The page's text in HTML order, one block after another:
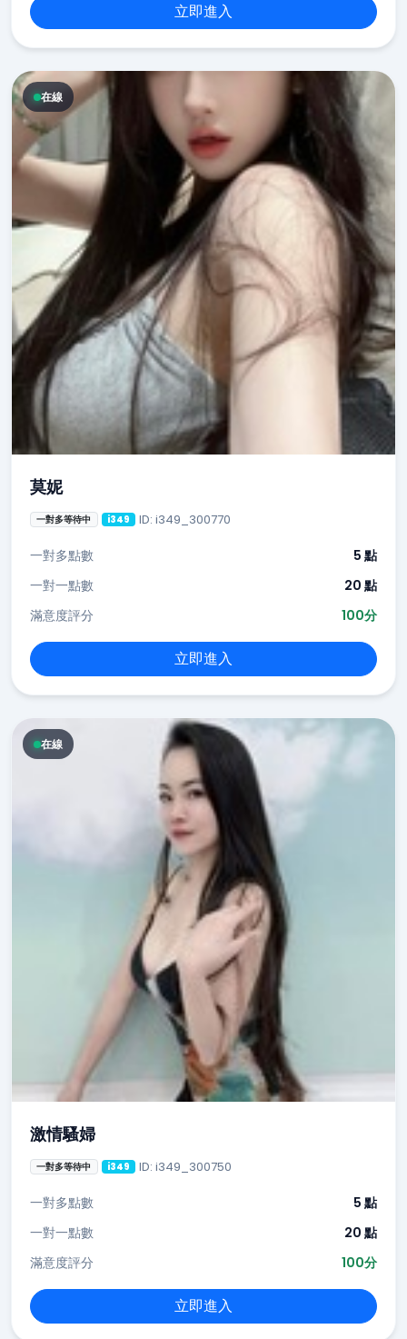
立即進入
在線
莫妮
一對多等待中 i349 ID: i349_300770
一對多點數
5 點
一對一點數
20 點
滿意度評分
100分
立即進入
在線
激情騷婦
一對多等待中 i349 ID: i349_300750
一對多點數
5 點
一對一點數
20 點
滿意度評分
100分
立即進入